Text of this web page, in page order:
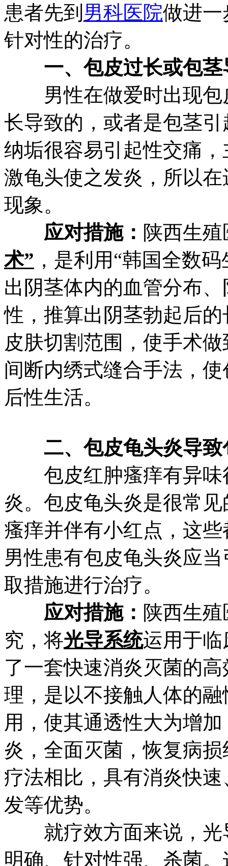
患者先到 男科医院做进一
针对性的治疗。
一、包皮过长或包
男性在做爱时出现包
长导致的，或者是包茎
纳垢很容易引起性交痛
激龟头使之发炎，所以
现象。
应对措施： 陕西生
术” ，是利用“韩国全数
出阴茎体内的血管分布
性，推算出阴茎勃起后
皮肤切割范围，使手术
间断内绣式缝合手法，
后性生活。
二、包皮龟头炎导致
包皮红肿瘙痒有异味
炎。包皮龟头炎是很常
瘙痒并伴有小红点，这
男性患有包皮龟头炎应
取措施进行治疗。
应对措施： 陕西生
究，将光导系统运用于
了一套快速消炎灭菌的
理，是以不接触人体的
用，使其通透性大为增
炎，全面灭菌，恢复病
疗法相比，具有消炎快
发等优势。
就疗效方面来说，光
明确、针对性强、杀菌